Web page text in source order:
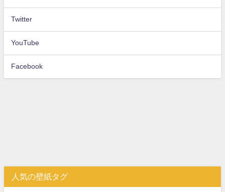
Twitter
YouTube
Facebook
人気の壁紙タグ